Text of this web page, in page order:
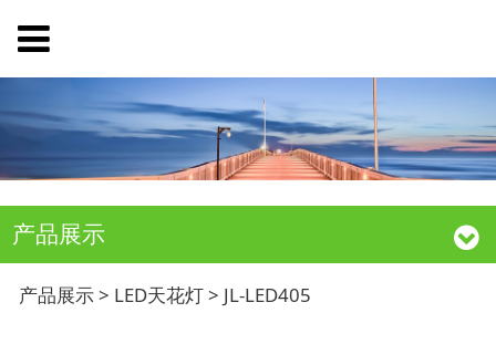
产品展示
JL-LED405
产品展示> LED天花灯> JL-LED405